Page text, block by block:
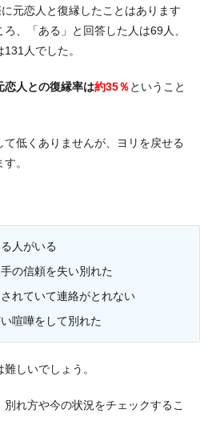
元恋人と復縁したことはあります
、「ある」と回答した人は69人、
131人でした。
恋人との復縁率は約35％ということ
低くありませんが、ヨリを戻せる
。
人がいる
の信頼を失い別れた
れていて連絡がとれない
喧嘩をして別れた
しいでしょう。
れ方や今の状況をチェックするこ